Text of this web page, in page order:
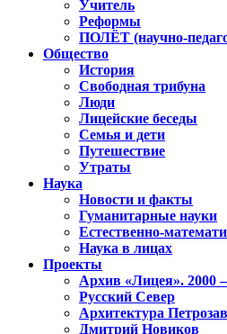
Учитель
Реформы
ПОЛЁТ (научно-
Общество
История
Свободная трибуна
Люди
Лицейские беседы
Семья и дети
Путешествие
Утраты
Наука
Новости и факты
Гуманитарные науки
Естественно-
Наука в лицах
Проекты
Архив «Лицея». 2000
Русский Север
Архитектура
Дмитрий Новиков